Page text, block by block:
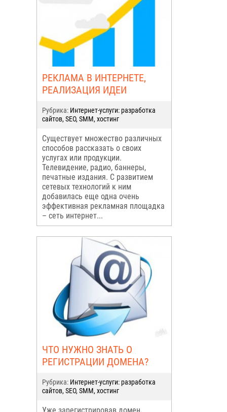
РЕКЛАМА В ИНТЕРНЕТЕ,
РЕАЛИЗАЦИЯ ИДЕИ
Рубрика: Интернет-услуги: разработка
сайтов, SEO, SMM, хостинг
Существует множество различных
способов рассказать о своих
услугах или продукции.
Телевидение, радио, баннеры,
печатные издания. С развитием
сетевых технологий к ним
добавилась еще одна очень
эффективная рекламная площадка
– сеть интернет...
ЧТО НУЖНО ЗНАТЬ О
РЕГИСТРАЦИИ ДОМЕНА?
Рубрика: Интернет-услуги: разработка
сайтов, SEO, SMM, хостинг